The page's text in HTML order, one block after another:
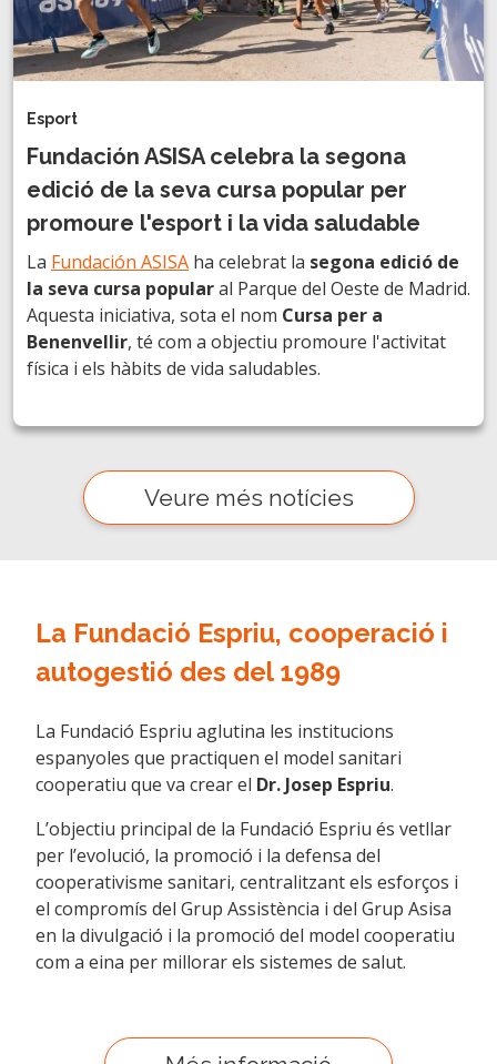
Esport
Fundación ASISA celebra la segona
edició de la seva cursa popular per
promoure l'esport i la vida saludable
La Fundación ASISA ha celebrat la segona edició de
la seva cursa popularal Parque del Oeste de Madrid.
Aquesta iniciativa, sota el nom Cursa per a
Benenvellir, té com a objectiu promoure l'activitat
física i els hàbits de vida saludables.
Veure més notícies
La Fundació Espriu, cooperació i
autogestió des del 1989
La Fundació Espriu aglutina les institucions
espanyoles que practiquen el model sanitari
cooperatiu que va crear el Dr. Josep Espriu.
L’objectiu principal de la Fundació Espriu és vetllar
per l’evolució, la promoció i la defensa del
cooperativisme sanitari, centralitzant els esforços i
el compromís del Grup Assistència i del Grup Asisa
en la divulgació i la promoció del model cooperatiu
com a eina per millorar els sistemes de salut.